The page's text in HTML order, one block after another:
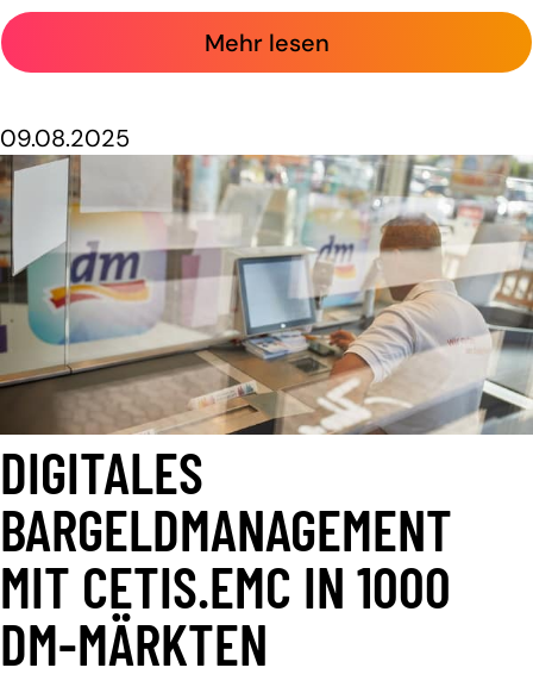
Mehr lesen
09.08.2025
DIGITALES
BARGELDMANAGEMENT
MIT CETIS.EMC IN 1000
DM-MÄRKTEN